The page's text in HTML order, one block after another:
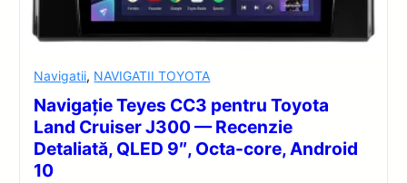
Navigatii, NAVIGATII TOYOTA
Navigație Teyes CC3 pentru Toyota
Land Cruiser J300 — Recenzie
Detaliată, QLED 9″, Octa-core, Android
10